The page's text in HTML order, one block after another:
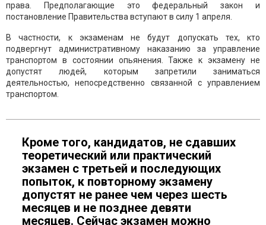
права. Предполагающие это федеральный закон и
постановление Правительства вступают в силу 1 апреля.
В частности, к экзаменам не будут допускать тех, кто
подвергнут административному наказанию за управление
транспортом в состоянии опьянения. Также к экзамену не
допустят людей, которым запретили заниматься
деятельностью, непосредственно связанной с управлением
транспортом.
Кроме того, кандидатов, не сдавших
теоретический или практический
экзамен с третьей и последующих
попыток, к повторному экзамену
допустят не ранее чем через шесть
месяцев и не позднее девяти
месяцев. Сейчас экзамен можно